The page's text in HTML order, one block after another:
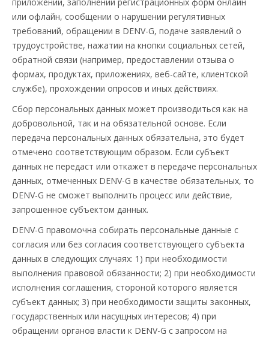
или офлайн, сообщении о нарушении регулятивных
требований, обращении в DENV-G, подаче заявлений о
трудоустройстве, нажатии на кнопки социальных сетей,
обратной связи (например, предоставлении отзыва о
формах, продуктах, приложениях, веб-сайте, клиентской
службе), прохождении опросов и иных действиях.
Сбор персональных данных может производиться как на
добровольной, так и на обязательной основе. Если
передача персональных данных обязательна, это будет
отмечено соответствующим образом. Если субъект
данных не передаст или откажет в передаче персональных
данных, отмеченных DENV-G в качестве обязательных, то
DENV-G не сможет выполнить процесс или действие,
запрошенное субъектом данных.
DENV-G правомочна собирать персональные данные с
согласия или без согласия соответствующего субъекта
данных в следующих случаях: 1) при необходимости
выполнения правовой обязанности; 2) при необходимости
исполнения соглашения, стороной которого является
субъект данных; 3) при необходимости защиты законных,
государственных или насущных интересов; 4) при
обращении органов власти к DENV-G с запросом на